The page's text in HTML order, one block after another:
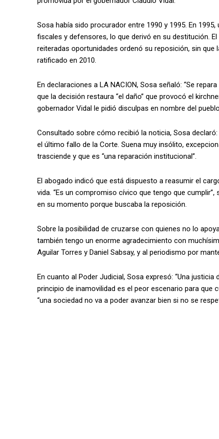
Sosa había sido procurador entre 1990 y 1995. En
fiscales y defensores, lo que derivó en su destitución.
reiteradas oportunidades ordenó su reposición, sin
ratificado en 2010.
En declaraciones a LA NACION, Sosa señaló: “Se
que la decisión restaura “el daño” que provocó el
gobernador Vidal le pidió disculpas en nombre del
Consultado sobre cómo recibió la noticia, Sosa
el último fallo de la Corte. Suena muy insólito,
trasciende y que es “una reparación institucional”.
El abogado indicó que está dispuesto a reasumir el
vida. “Es un compromiso cívico que tengo que
en su momento porque buscaba la reposición.
Sobre la posibilidad de cruzarse con quienes no lo
también tengo un enorme agradecimiento con
Aguilar Torres y Daniel Sabsay, y al periodismo por
En cuanto al Poder Judicial, Sosa expresó: “Una
principio de inamovilidad es el peor escenario para que
“una sociedad no va a poder avanzar bien si no se